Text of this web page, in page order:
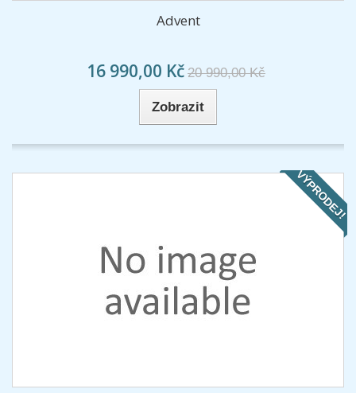
Advent
16 990,00 Kč 20 990,00 Kč
Zobrazit
VÝPRODEJ!